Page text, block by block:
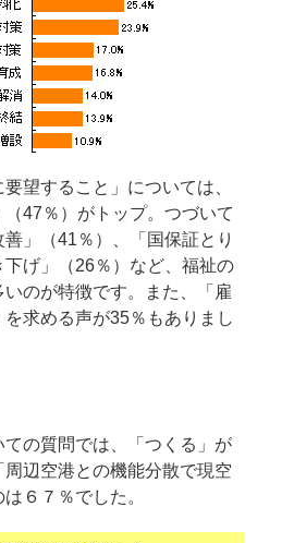
要望すること」については、
（47％）がトップ。つづいて
善」（41％）、「国保証とり
げ」（26％）など、福祉の
のが特徴です。また、「雇
求める声が35％もありまし
の質問では、「つくる」が
周辺空港との機能分散で現空
６７％でした。